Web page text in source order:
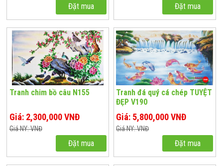
Đặt mua Đặt mua
Tranh chim bồ câu N155
Giá: 2,300,000 VNĐ
Giá NY: VNĐ
Đặt mua
Tranh đá quý cá chép TUYỆT
ĐẸP V190
Giá: 5,800,000 VNĐ
Giá NY: VNĐ
Đặt mua